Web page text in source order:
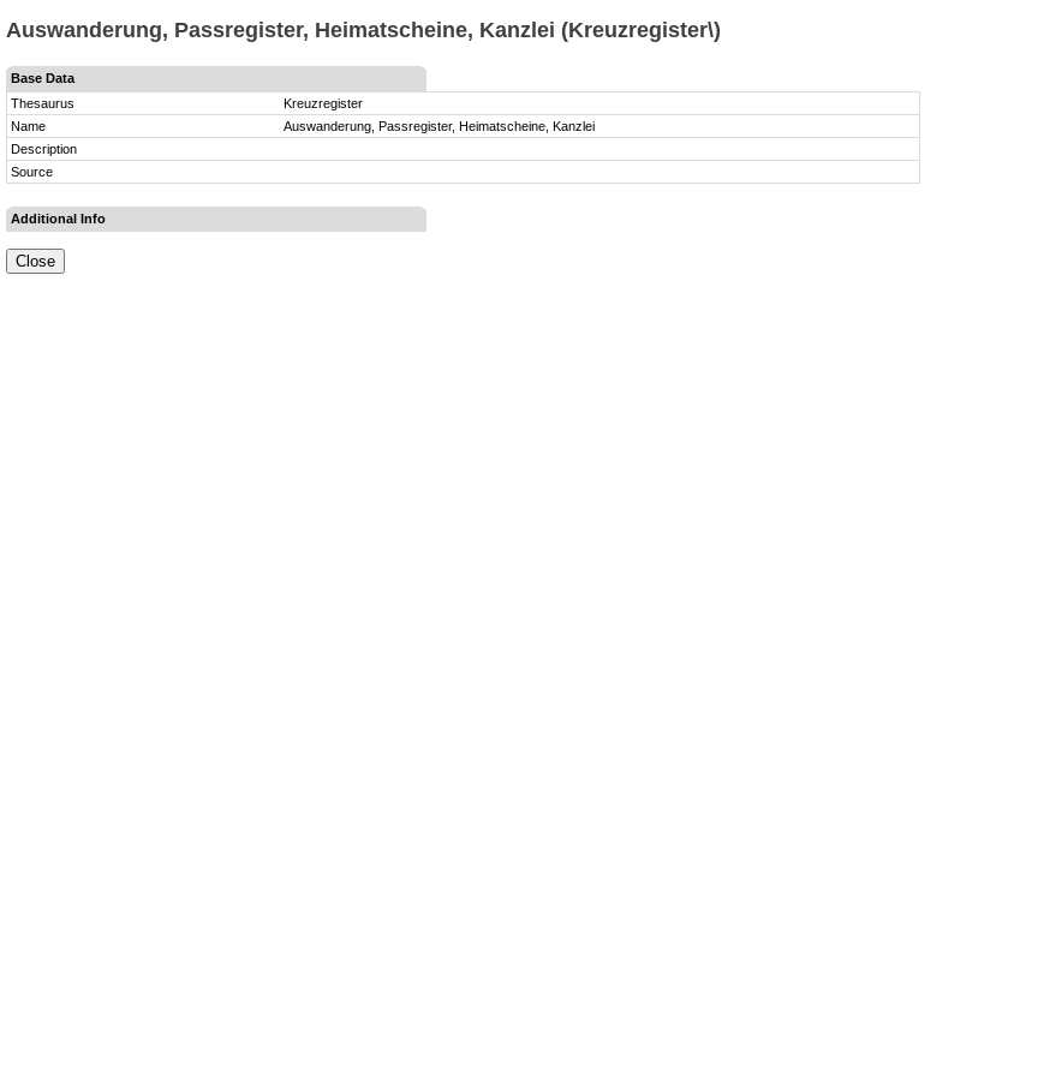
Auswanderung, Passregister, Heimatscheine, Kanzlei (Kreuzregister\)
Base Data
Thesaurus
Kreuzregister
Name
Auswanderung, Passregister, Heimatscheine, Kanzlei
Description
Source
Additional Info